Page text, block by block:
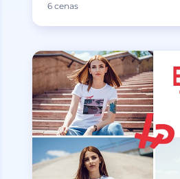
6 cenas